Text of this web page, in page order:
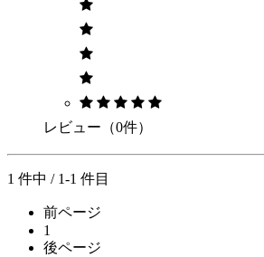
レビュー（0件）
1 件中 / 1-1 件目
前ページ
1
後ページ